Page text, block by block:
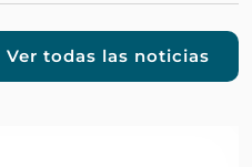
Ver todas las noticias